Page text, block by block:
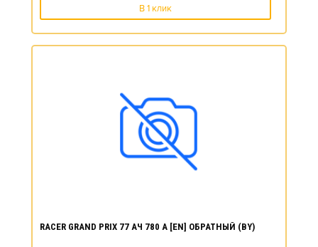
В 1 клик
RACER GRAND PRIX 77 АЧ 780 А [EN] ОБРАТНЫЙ (BY)